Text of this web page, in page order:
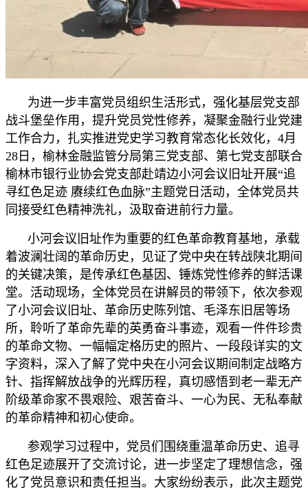
为进一步丰富党员组织生活形式，强化基层党支部
战斗堡垒作用，提升党员党性修养，凝聚金融行业党建
工作合力，扎实推进党史学习教育常态化长效化，4月
28日，榆林金融监管分局第三党支部、第七党支部联合
榆林市银行业协会党支部赴靖边小河会议旧址开展“追
寻红色足迹 赓续红色血脉”主题党日活动，全体党员共
同接受红色精神洗礼，汲取奋进前行力量。
小河会议旧址作为重要的红色革命教育基地，承载
着波澜壮阔的革命历史，见证了党中央在转战陕北期间
的关键决策，是传承红色基因、锤炼党性修养的鲜活课
堂。活动现场，全体党员在讲解员的带领下，依次参观
了小河会议旧址、革命历史陈列馆、毛泽东旧居等场
所，聆听了革命先辈的英勇奋斗事迹，观看一件件珍贵
的革命文物、一幅幅定格历史的照片、一段段详实的文
字资料，深入了解了党中央在小河会议期间制定战略方
针、指挥解放战争的光辉历程，真切感悟到老一辈无产
阶级革命家不畏艰险、艰苦奋斗、一心为民、无私奉献
的革命精神和初心使命。
参观学习过程中，党员们围绕重温革命历史、追寻
红色足迹展开了交流讨论，进一步坚定了理想信念，强
化了党员意识和责任担当。大家纷纷表示，此次主题党